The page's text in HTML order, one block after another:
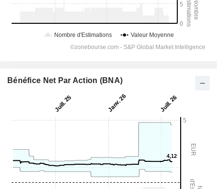
Bénéfice Net Par Action (BNA)